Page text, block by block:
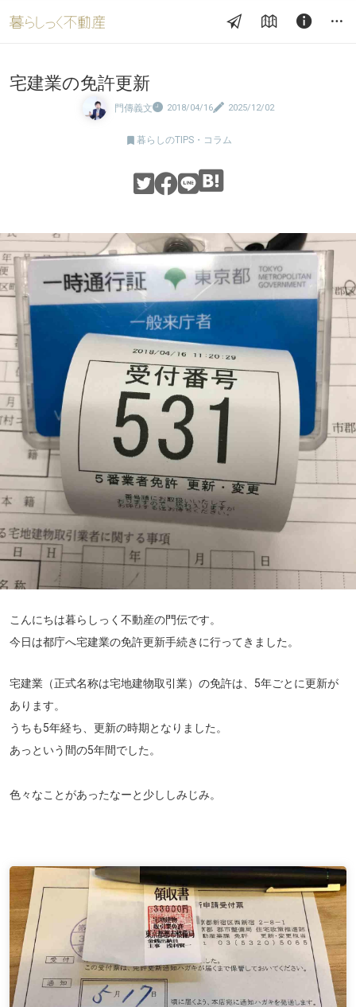
宅建業の免許更新
門傳義文 2018/04/16 2025/12/02
 暮らしのTIPS・コラム
こんにちは暮らしっく不動産の門伝です。
今日は都庁へ宅建業の免許更新手続きに行ってきました。
宅建業（正式名称は宅地建物取引業）の免許は、5年ごとに更新が
あります。
うちも5年経ち、更新の時期となりました。
あっという間の5年間でした。
色々なことがあったなーと少ししみじみ。